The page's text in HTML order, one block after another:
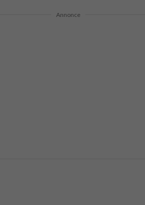
Annonce